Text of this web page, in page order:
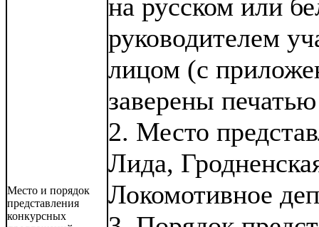
Место и порядок
представления
конкурсных
на русском или
руководителем
лицом (с
заверены
2. Место
Лида,
Локомотивное